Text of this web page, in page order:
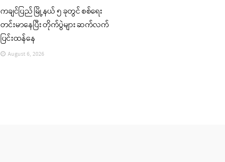
ကချင်ပြည် မြို့နယ် ၅ ခုတွင် စစ်ရေး
တင်းမာနေပြီး တိုက်ပွဲများ ဆက်လက်
ပြင်းထန်နေ
August 6, 2026